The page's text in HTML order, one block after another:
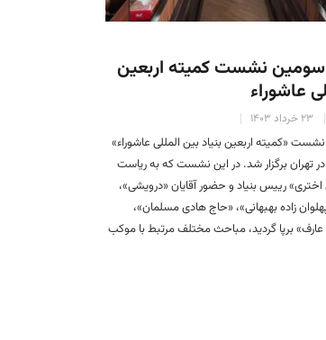
نشست کمیته اربعین
عاشوراء
۲۳ خرداد ۱۴۰۳
«کمیته اربعین بنیاد بین المللی عاشوراء»
امروز ۲۳ خرداد ۱۴۰۳ در تهران برگزار شد. در این نشست که به ریاست
رییس بنیاد و حضور آقایان «درویشی»،
زاده بهبهانی»، «حاج هادی مسلمان»،
برپا گردید، مباحث مختلف مرتبط با موکب